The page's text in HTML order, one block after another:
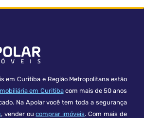
em Curitiba e Região Metropolitana estão
em Curitibacom mais de 50 anos
Na Apolar você tem toda a segurança
, vender oucomprar imóveis. Com mais de